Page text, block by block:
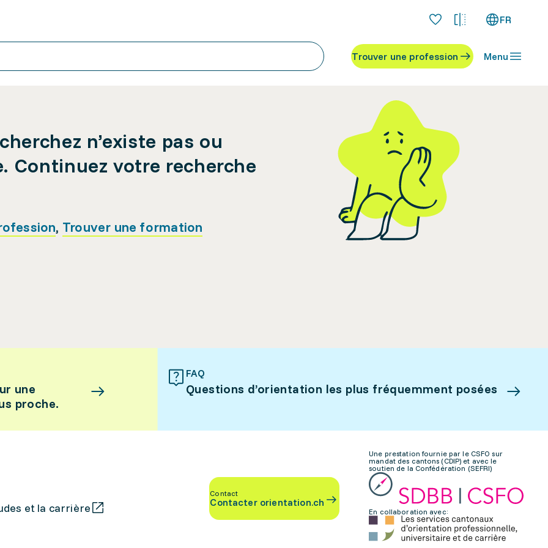
FR
Trouver une profession Menu
n’existe pas ou
Continuez votre recherche
, Trouver une formation
une
proche.
FAQ
Questions d’orientation les plus fréquemment posées
et la carrière
Contact
Contacter orientation.ch
Une prestation fournie par le CSFO sur
mandat des cantons (CDIP) et avec le
soutien de la Confédération (SEFRI)
En collaboration avec: